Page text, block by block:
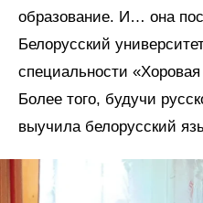
образование. И… она
Белорусский
специальности
Более того, будучи
выучила белорусский